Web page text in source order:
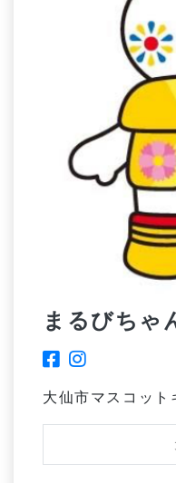
まるびちゃ
大仙市マスコット